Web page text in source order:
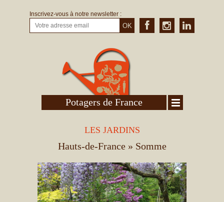
Inscrivez-vous à notre newsletter :
OK
Potagers de France
LES JARDINS
Hauts-de-France» Somme